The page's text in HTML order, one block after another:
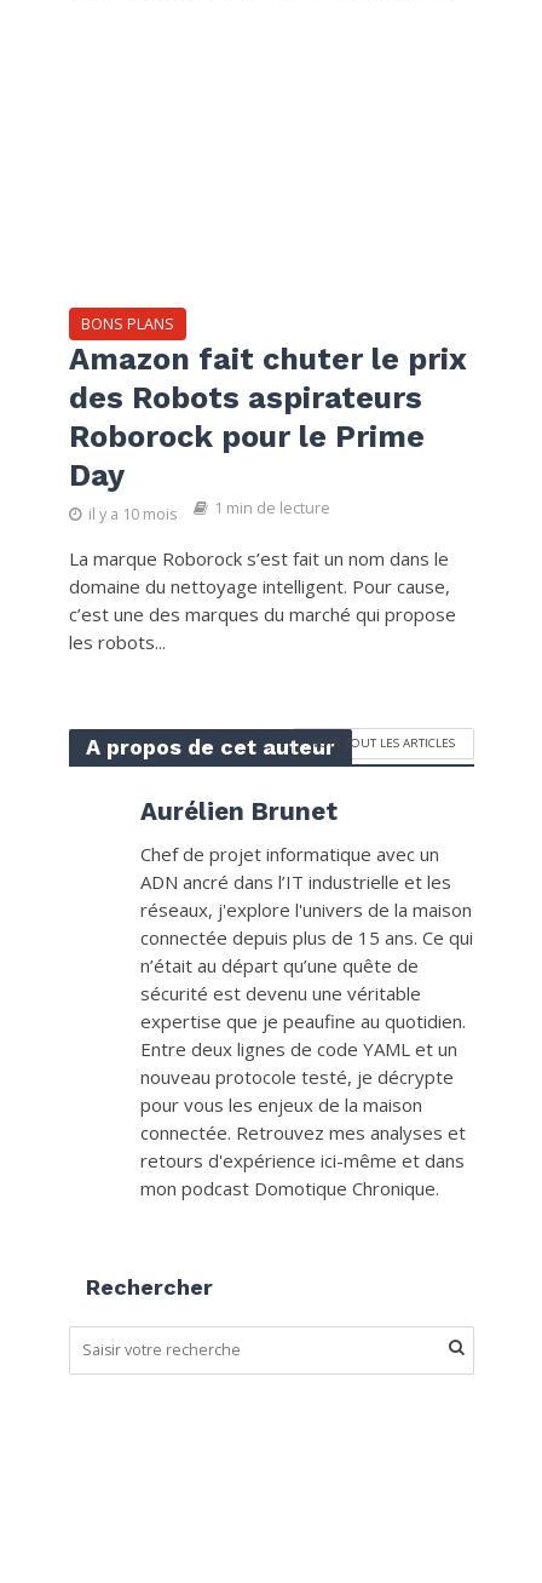
BONS PLANS
Amazon fait chuter le prix
des Robots aspirateurs
Roborock pour le Prime
Day
il y a 10 mois 1 min de lecture
La marque Roborock s’est fait un nom dans le
domaine du nettoyage intelligent. Pour cause,
c’est une des marques du marché qui propose
les robots...
A propos de cet auteurVOIR TOUT LES ARTICLES
Aurélien Brunet
Chef de projet informatique avec un
ADN ancré dans l’IT industrielle et les
réseaux, j'explore l'univers de la maison
connectée depuis plus de 15 ans. Ce qui
n’était au départ qu’une quête de
sécurité est devenu une véritable
expertise que je peaufine au quotidien.
Entre deux lignes de code YAML et un
nouveau protocole testé, je décrypte
pour vous les enjeux de la maison
connectée. Retrouvez mes analyses et
retours d'expérience ici-même et dans
mon podcast Domotique Chronique.
Rechercher